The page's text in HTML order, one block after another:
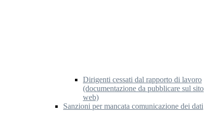
Dirigenti cessati dal rapporto di lavoro
(documentazione da pubblicare sul sito
web)
Sanzioni per mancata comunicazione dei dati